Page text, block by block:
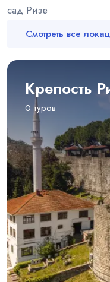
сад Ризе
Смотреть все
Крепость
0 туров